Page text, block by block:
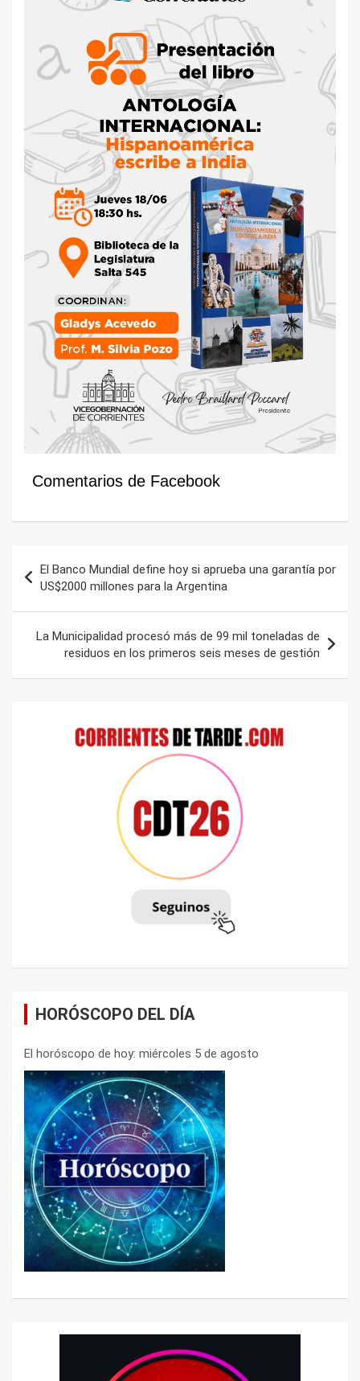
Comentarios de Facebook
de
entradas
El Banco Mundial define hoy si aprueba una garantía por
US$2000 millones para la Argentina
La Municipalidad procesó más de 99 mil toneladas de
residuos en los primeros seis meses de gestión
HORÓSCOPO DEL DÍA
El horóscopo de hoy: miércoles 5 de agosto